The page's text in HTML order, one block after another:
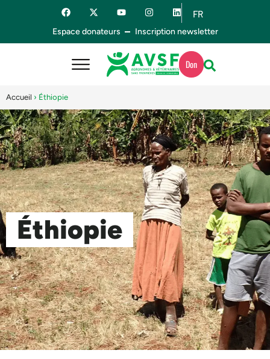
FR
ES
Espace donateurs Inscription newsletter
Don
Accueil › Éthiopie
Éthiopie